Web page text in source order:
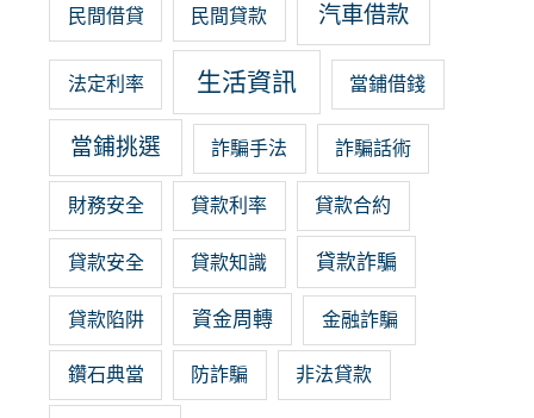
民間借貸 民間貸款 汽車借款
法定利率 生活資訊 當鋪借錢
當鋪挑選 詐騙手法 詐騙話術
財務安全 貸款利率 貸款合約
貸款安全 貸款知識 貸款詐騙
貸款陷阱 資金周轉 金融詐騙
鑽石典當 防詐騙 非法貸款